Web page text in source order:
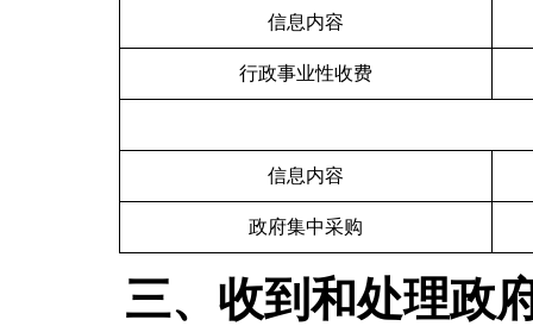
信息内容
行政事业性收费
信息内容
政府集中采购
三、收到和处理政